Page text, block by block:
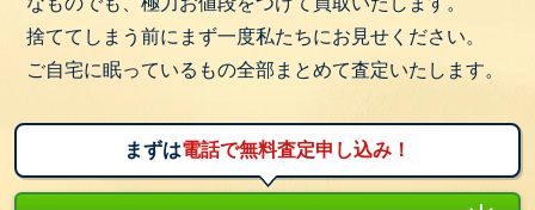
捨ててしまう前にまず一度私たちにお見せください。
ご自宅に眠っているもの全部まとめて査定いたします。
まずは電話で無料査定申し込み！